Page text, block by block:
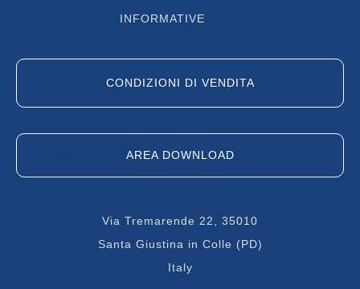
Via Tremarende 22, 35010
Santa Giustina in Colle (PD)
Italy
INFORMATIVE
CONDIZIONI DI VENDITA
AREA DOWNLOAD